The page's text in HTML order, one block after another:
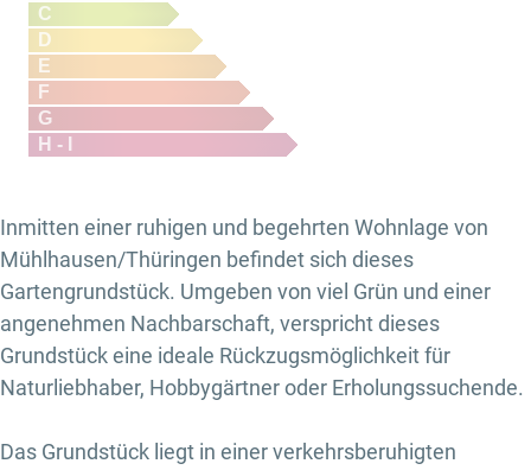
C
D
E
F
G
H - I
Inmitten einer ruhigen und begehrten Wohnlage von
Mühlhausen/Thüringen befindet sich dieses
Gartengrundstück. Umgeben von viel Grün und einer
angenehmen Nachbarschaft, verspricht dieses
Grundstück eine ideale Rückzugsmöglichkeit für
Naturliebhaber, Hobbygärtner oder Erholungssuchende.
Das Grundstück liegt in einer verkehrsberuhigten